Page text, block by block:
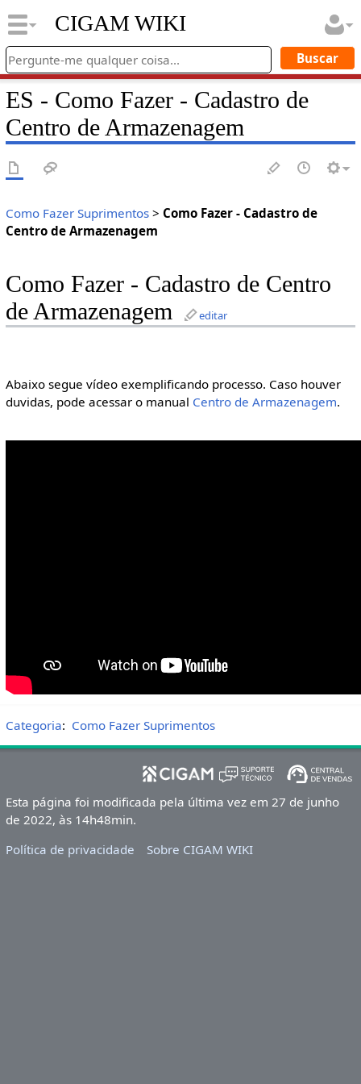
CIGAM WIKI
ES - Como Fazer - Cadastro de
Centro de Armazenagem
Como Fazer Suprimentos> Como Fazer - Cadastro de
Centro de Armazenagem
Como Fazer - Cadastro de Centro
de Armazenagem
editar
Abaixo segue vídeo exemplificando processo. Caso houver
duvidas, pode acessar o manual Centro de Armazenagem.
Categoria: Como Fazer Suprimentos
Esta página foi modificada pela última vez em 27 de junho
de 2022, às 14h48min.
Política de privacidade
Sobre CIGAM WIKI